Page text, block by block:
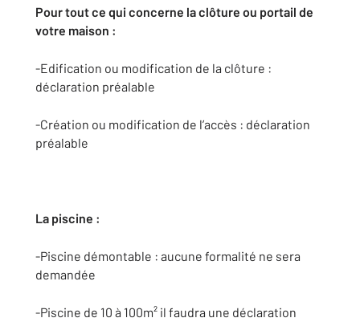
Pour tout ce qui concerne la clôture ou portail de
votre maison :
-Edification ou modification de la clôture :
déclaration préalable
-Création ou modification de l’accès : déclaration
préalable
La piscine :
-Piscine démontable : aucune formalité ne sera
demandée
-Piscine de 10 à 100m² il faudra une déclaration